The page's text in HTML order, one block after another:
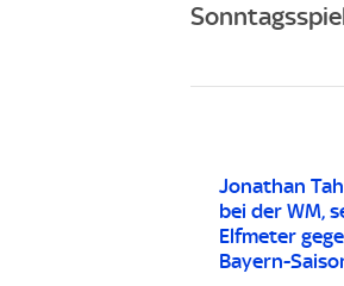
Jonathan
bei der WM,
Elfmeter
Bayern-